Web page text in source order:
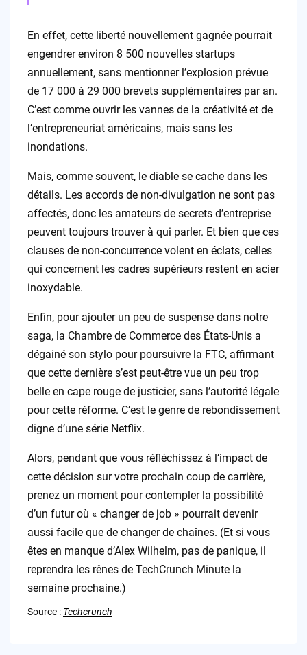
En effet, cette liberté nouvellement gagnée pourrait
engendrer environ 8 500 nouvelles startups
annuellement, sans mentionner l’explosion prévue
de 17 000 à 29 000 brevets supplémentaires par an.
C’est comme ouvrir les vannes de la créativité et de
l’entrepreneuriat américains, mais sans les
inondations.
Mais, comme souvent, le diable se cache dans les
détails. Les accords de non-divulgation ne sont pas
affectés, donc les amateurs de secrets d’entreprise
peuvent toujours trouver à qui parler. Et bien que ces
clauses de non-concurrence volent en éclats, celles
qui concernent les cadres supérieurs restent en acier
inoxydable.
Enfin, pour ajouter un peu de suspense dans notre
saga, la Chambre de Commerce des États-Unis a
dégainé son stylo pour poursuivre la FTC, affirmant
que cette dernière s’est peut-être vue un peu trop
belle en cape rouge de justicier, sans l’autorité légale
pour cette réforme. C’est le genre de rebondissement
digne d’une série Netflix.
Alors, pendant que vous réfléchissez à l’impact de
cette décision sur votre prochain coup de carrière,
prenez un moment pour contempler la possibilité
d’un futur où « changer de job » pourrait devenir
aussi facile que de changer de chaînes. (Et si vous
êtes en manque d’Alex Wilhelm, pas de panique, il
reprendra les rênes de TechCrunch Minute la
semaine prochaine.)
Source : Techcrunch